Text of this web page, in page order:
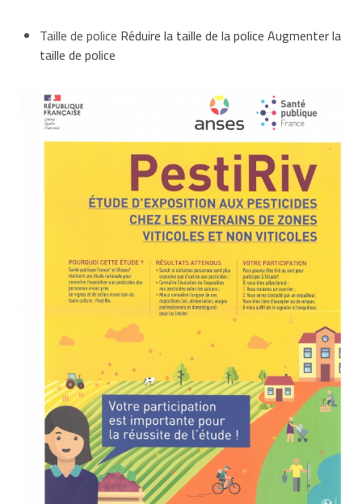
Taille de police Réduire la taille de la police Augmenter la
taille de police